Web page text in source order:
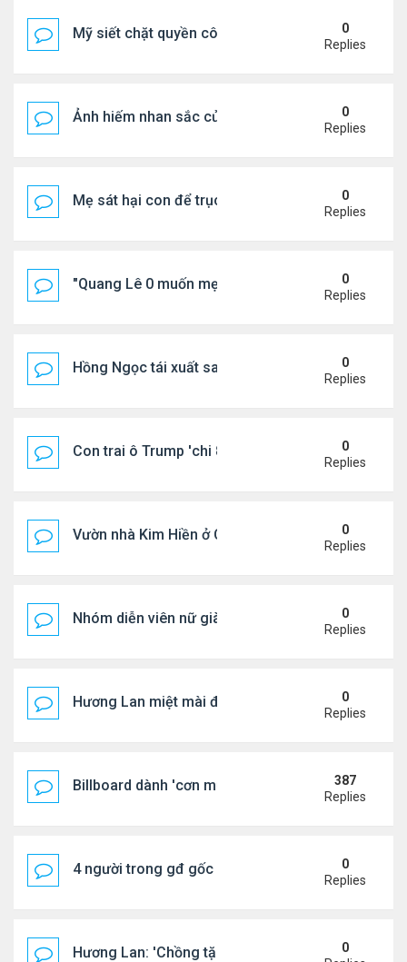
Mỹ siết chặt quyền công dân theo nơi sinh, mở
0
Replies
Ảnh hiếm nhan sắc của Thẩm Thuý Hằng0
Replies
Mẹ sát hại con để trục lợi bảo hiểm
0
Replies
"Quang Lê 0 muốn mẹ thua kém người khác"
0
Replies
Hồng Ngọc tái xuất sau nhiều năm ở ẩn
0
Replies
Con trai ô Trump 'chi 8.5 triệu để xóa ràng buộc
0
Replies
Vườn nhà Kim Hiền ở California
0
Replies
Nhóm diễn viên nữ giàu nhất thế giới
0
Replies
Hương Lan miệt mài đi hát ở tuổi 70
0
Replies
Billboard dành 'cơn mưa' lời khen BTS
387
Replies
4 người trong gđ gốc Việt thiệt mạng vì tai nạn xe
0
Replies
Hương Lan: 'Chồng tặng tôi khu vườn tình yêu'
0